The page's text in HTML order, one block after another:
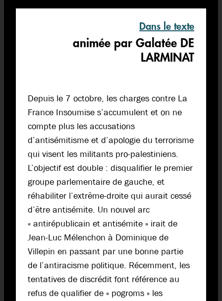
Dans le texte
animée par Galatée DE
LARMINAT
Depuis le 7 octobre, les charges contre La
France Insoumise s’accumulent et on ne
compte plus les accusations
d’antisémitisme et d’apologie du terrorisme
qui visent les militants pro-palestiniens.
L’objectif est double : disqualifier le premier
groupe parlementaire de gauche, et
réhabiliter l’extrême-droite qui aurait cessé
d’être antisémite. Un nouvel arc
« antirépublicain et antisémite » irait de
Jean-Luc Mélenchon à Dominique de
Villepin en passant par une bonne partie
de l’antiracisme politique. Récemment, les
tentatives de discrédit font référence au
refus de qualifier de « pogroms » les